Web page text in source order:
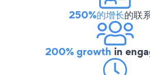
250%的增长的联
200% growth in